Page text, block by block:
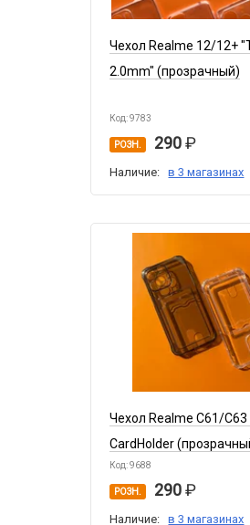
Чехол Realme 12/12+
2.0mm" (прозрачный)
Код: 9783
РОЗН. 290
Наличие: в 3 магазинах
Чехол Realme C61/C63
CardHolder
Код: 9688
РОЗН. 290
Наличие: в 3 магазинах